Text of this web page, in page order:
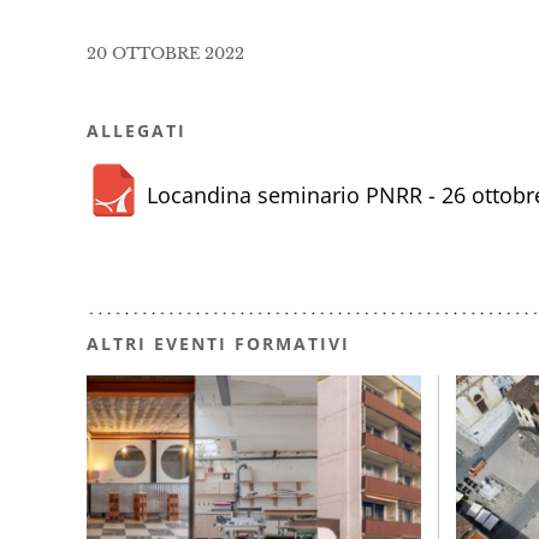
20 OTTOBRE 2022
ALLEGATI
Locandina seminario PNRR - 26
ALTRI EVENTI FORMATIVI